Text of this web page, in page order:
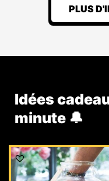
PLUS
Idées
minute 🔔